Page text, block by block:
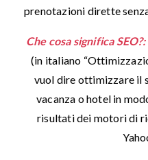
prenotazioni dirette
Che cosa significa SEO?:
(in italiano
vuol dire ottimizzare il
vacanza o hotel in
risultati dei motori di